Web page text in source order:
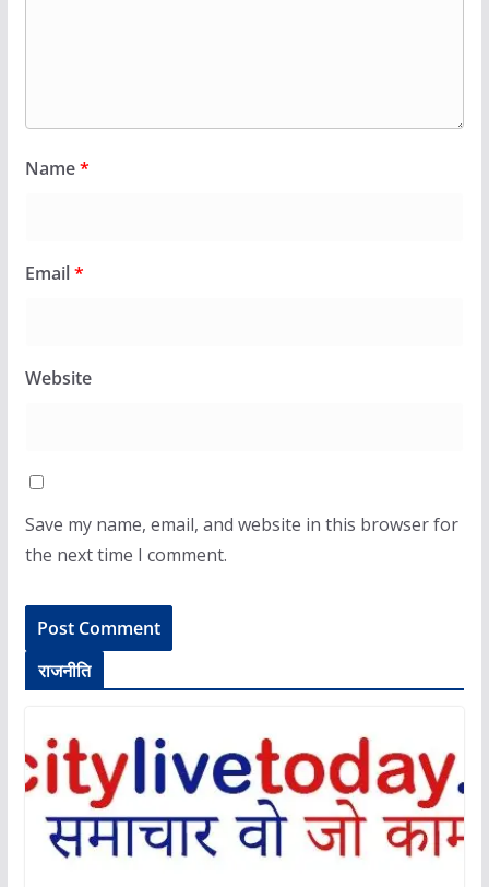
Name*
Email*
Website
Save my name, email, and website in this browser for
the next time I comment.
राजनीति